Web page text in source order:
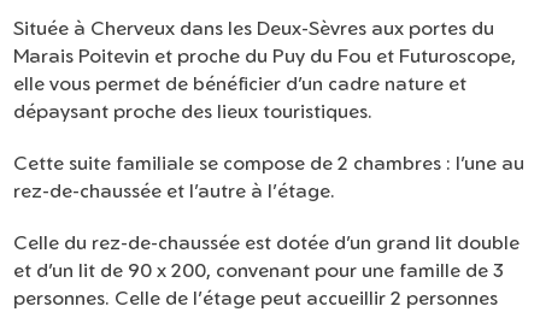
Située à Cherveux dans les Deux-Sèvres aux portes du
Marais Poitevin et proche du Puy du Fou et Futuroscope,
elle vous permet de bénéficier d’un cadre nature et
dépaysant proche des lieux touristiques.
Cette suite familiale se compose de 2 chambres : l’une au
rez-de-chaussée et l’autre à l’étage.
Celle du rez-de-chaussée est dotée d’un grand lit double
et d’un lit de 90 x 200, convenant pour une famille de 3
personnes. Celle de l’étage peut accueillir 2 personnes